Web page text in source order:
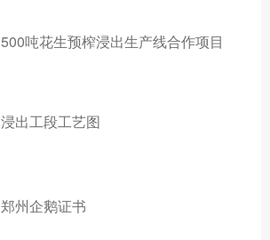
500吨花生预榨浸出生产线合作项目
浸出工段工艺图
郑州企鹅证书